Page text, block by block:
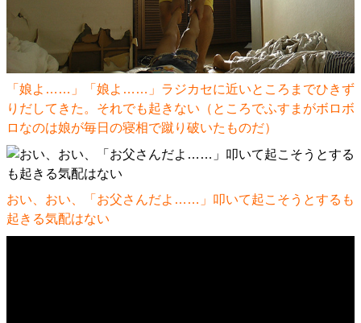
「娘よ……」「娘よ……」ラジカセに近いところまでひきず
りだしてきた。それでも起きない（ところでふすまがボロボ
ロなのは娘が毎日の寝相で蹴り破いたものだ）
おい、おい、「お父さんだよ……」叩いて起こそうとするも
起きる気配はない